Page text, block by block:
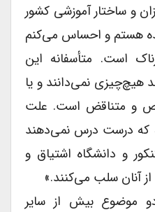
و ساختار آموزشى کشور
هستم و احساس می‌کنم
است. متأسفانه این
نمی‌دانند و یا
و متناقض است. علت
که درست درس نمی‌دهند
و دانشگاه اشتیاق و
آنان سلب می‌کنند.»
موضوع بیش از سایر